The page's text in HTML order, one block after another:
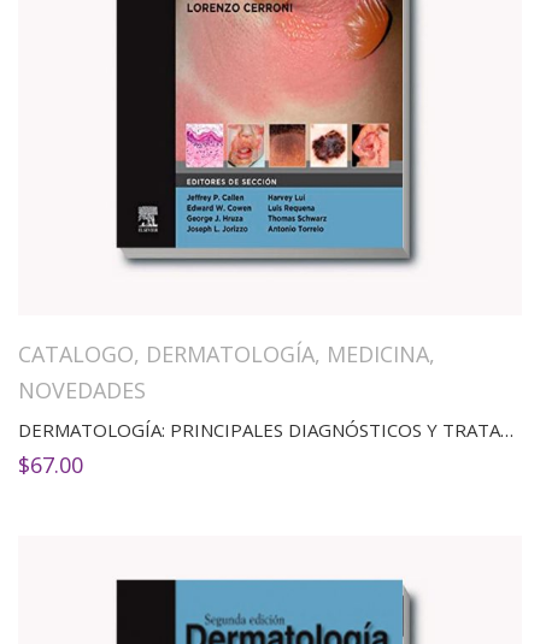
CATALOGO, DERMATOLOGÍA, MEDICINA,
NOVEDADES
DERMATOLOGÍA: PRINCIPALES DIAGNÓSTICOS Y TRATAMIENTOS(2ED)
$67.00